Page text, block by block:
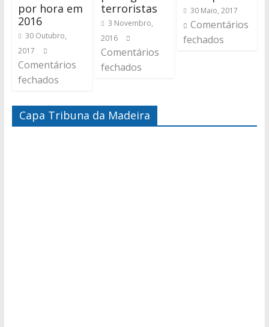
por hora em
2016
30 Outubro,
2017
Comentários
fechados
terroristas
3 Novembro,
2016
Comentários
fechados
30 Maio, 2017
Comentários
fechados
Capa Tribuna da Madeira